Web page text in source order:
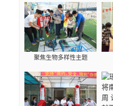
聚焦生物多样性主题